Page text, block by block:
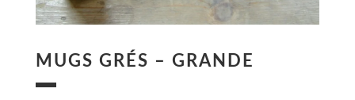
MUGS GRÉS – GRANDE